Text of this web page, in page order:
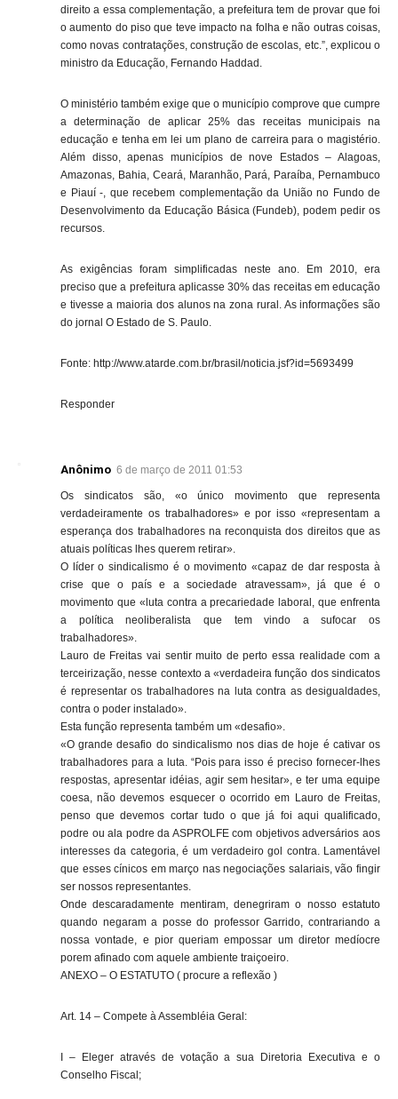
direito a essa complementação, a prefeitura tem de provar que foi
o aumento do piso que teve impacto na folha e não outras coisas,
como novas contratações, construção de escolas, etc.”, explicou o
ministro da Educação, Fernando Haddad.
O ministério também exige que o município comprove que cumpre
a determinação de aplicar 25% das receitas municipais na
educação e tenha em lei um plano de carreira para o magistério.
Além disso, apenas municípios de nove Estados – Alagoas,
Amazonas, Bahia, Ceará, Maranhão, Pará, Paraíba, Pernambuco
e Piauí -, que recebem complementação da União no Fundo de
Desenvolvimento da Educação Básica (Fundeb), podem pedir os
recursos.
As exigências foram simplificadas neste ano. Em 2010, era
preciso que a prefeitura aplicasse 30% das receitas em educação
e tivesse a maioria dos alunos na zona rural. As informações são
do jornal O Estado de S. Paulo.
Fonte: http://www.atarde.com.br/brasil/noticia.jsf?id=5693499
Responder
Anônimo 6 de março de 2011 01:53
Os sindicatos são, «o único movimento que representa
verdadeiramente os trabalhadores» e por isso «representam a
esperança dos trabalhadores na reconquista dos direitos que as
atuais políticas lhes querem retirar».
O líder o sindicalismo é o movimento «capaz de dar resposta à
crise que o país e a sociedade atravessam», já que é o
movimento que «luta contra a precariedade laboral, que enfrenta
a política neoliberalista que tem vindo a sufocar os
trabalhadores».
Lauro de Freitas vai sentir muito de perto essa realidade com a
terceirização, nesse contexto a «verdadeira função dos sindicatos
é representar os trabalhadores na luta contra as desigualdades,
contra o poder instalado».
Esta função representa também um «desafio».
«O grande desafio do sindicalismo nos dias de hoje é cativar os
trabalhadores para a luta. “Pois para isso é preciso fornecer-lhes
respostas, apresentar idéias, agir sem hesitar», e ter uma equipe
coesa, não devemos esquecer o ocorrido em Lauro de Freitas,
penso que devemos cortar tudo o que já foi aqui qualificado,
podre ou ala podre da ASPROLFE com objetivos adversários aos
interesses da categoria, é um verdadeiro gol contra. Lamentável
que esses cínicos em março nas negociações salariais, vão fingir
ser nossos representantes.
Onde descaradamente mentiram, denegriram o nosso estatuto
quando negaram a posse do professor Garrido, contrariando a
nossa vontade, e pior queriam empossar um diretor medíocre
porem afinado com aquele ambiente traiçoeiro.
ANEXO – O ESTATUTO ( procure a reflexão )
Art. 14 – Compete à Assembléia Geral:
I – Eleger através de votação a sua Diretoria Executiva e o
Conselho Fiscal;